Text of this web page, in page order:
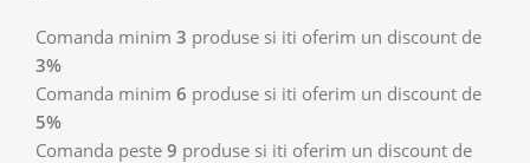
Comanda minim 3 produse si iti oferim un discount de
3%
Comanda minim 6 produse si iti oferim un discount de
5%
Comanda peste 9 produse si iti oferim un discount de